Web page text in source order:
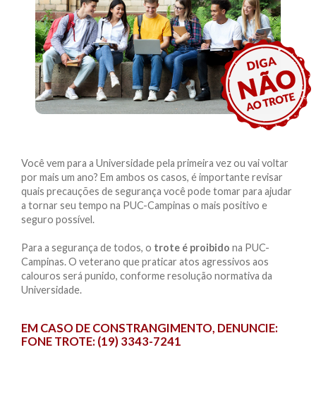
Você vem para a Universidade pela primeira vez ou vai voltar
por mais um ano? Em ambos os casos, é importante revisar
quais precauções de segurança você pode tomar para ajudar
a tornar seu tempo na PUC-Campinas o mais positivo e
seguro possível.
Para a segurança de todos, o trote é proibido na PUC-
Campinas. O veterano que praticar atos agressivos aos
calouros será punido, conforme resolução normativa da
Universidade.
EM CASO DE CONSTRANGIMENTO, DENUNCIE:
FONE TROTE: (19) 3343-7241